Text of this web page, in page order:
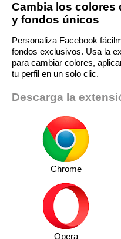
Cambia los colores
y fondos únicos
Personaliza Facebook
fondos exclusivos. Usa la
para cambiar colores,
tu perfil en un solo clic.
Descarga la
Chrome
Opera